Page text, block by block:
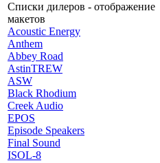
Списки дилеров - отображение
макетов
Acoustic Energy
Anthem
Abbey Road
AstinTREW
ASW
Black Rhodium
Creek Audio
EPOS
Episode Speakers
Final Sound
ISOL-8